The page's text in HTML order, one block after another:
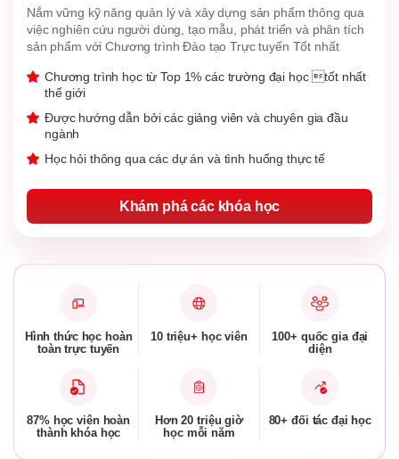
Nắm vững kỹ năng quản lý và xây dựng sản phẩm thông qua
việc nghiên cứu người dùng, tạo mẫu, phát triển và phân tích
sản phẩm với Chương trình Đào tạo Trực tuyến Tốt nhất
Chương trình học từ Top 1% các trường đại học tốt nhất
thế giới
Được hướng dẫn bởi các giảng viên và chuyên gia đầu
ngành
Học hỏi thông qua các dự án và tình huống thực tế
Khám phá các khóa học
Hình thức học hoàn
toàn trực tuyến
10 triệu+ học viên
100+ quốc gia đại
diện
87% học viên hoàn
thành khóa học
Hơn 20 triệu giờ
học mỗi năm
80+ đối tác đại học